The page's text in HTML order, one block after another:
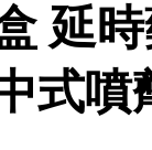
延
式噴